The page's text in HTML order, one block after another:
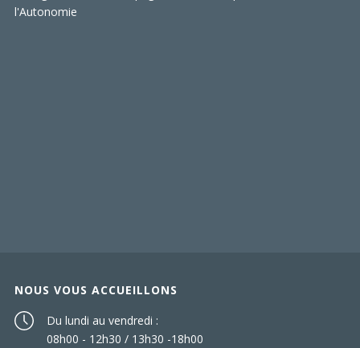
NOUS VOUS ACCUEILLONS
Du lundi au vendredi :
08h00 - 12h30 / 13h30 -18h00